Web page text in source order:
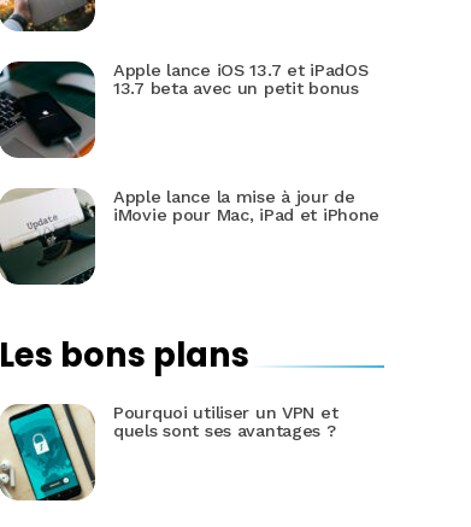
Apple lance iOS 13.7 et iPadOS
13.7 beta avec un petit bonus
Apple lance la mise à jour de
iMovie pour Mac, iPad et iPhone
Les bons plans
Pourquoi utiliser un VPN et
quels sont ses avantages ?